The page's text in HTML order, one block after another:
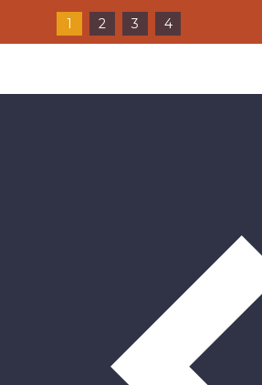
1 2 3 4